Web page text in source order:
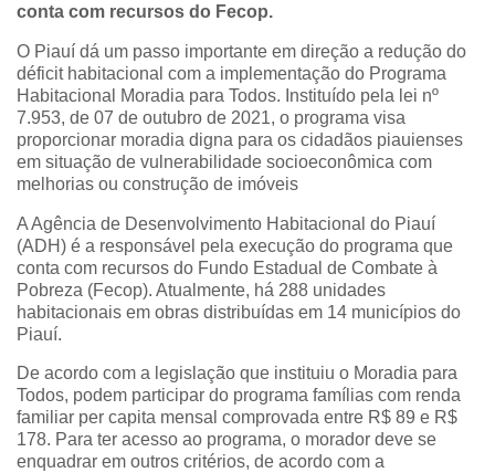
conta com recursos do Fecop.
O Piauí dá um passo importante em direção a redução do
déficit habitacional com a implementação do Programa
Habitacional Moradia para Todos. Instituído pela lei nº
7.953, de 07 de outubro de 2021, o programa visa
proporcionar moradia digna para os cidadãos piauienses
em situação de vulnerabilidade socioeconômica com
melhorias ou construção de imóveis
A Agência de Desenvolvimento Habitacional do Piauí
(ADH) é a responsável pela execução do programa que
conta com recursos do Fundo Estadual de Combate à
Pobreza (Fecop). Atualmente, há 288 unidades
habitacionais em obras distribuídas em 14 municípios do
Piauí.
De acordo com a legislação que instituiu o Moradia para
Todos, podem participar do programa famílias com renda
familiar per capita mensal comprovada entre R$ 89 e R$
178. Para ter acesso ao programa, o morador deve se
enquadrar em outros critérios, de acordo com a